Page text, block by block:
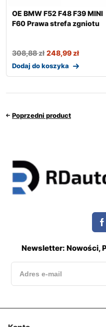
OE BMW F52 F48 F39 MINI
F60 Prawa strefa zgniotu
308,88zł 248,99zł
Dodaj do koszyka
Poprzedni product
Newsletter: Nowości,